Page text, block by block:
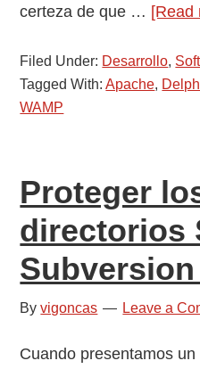
certeza de que … [Read
Filed Under: Desarrollo,
Tagged With:Apache,
WAMP
Proteger
directorios
Byvigoncas Leave a
Cuando presentamos